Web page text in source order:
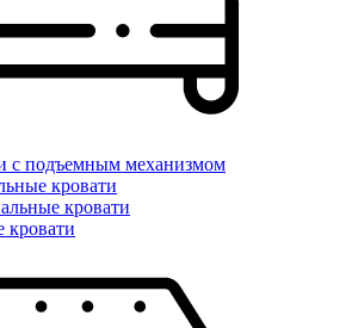
с подъемным механизмом
кровати
кровати
кровати